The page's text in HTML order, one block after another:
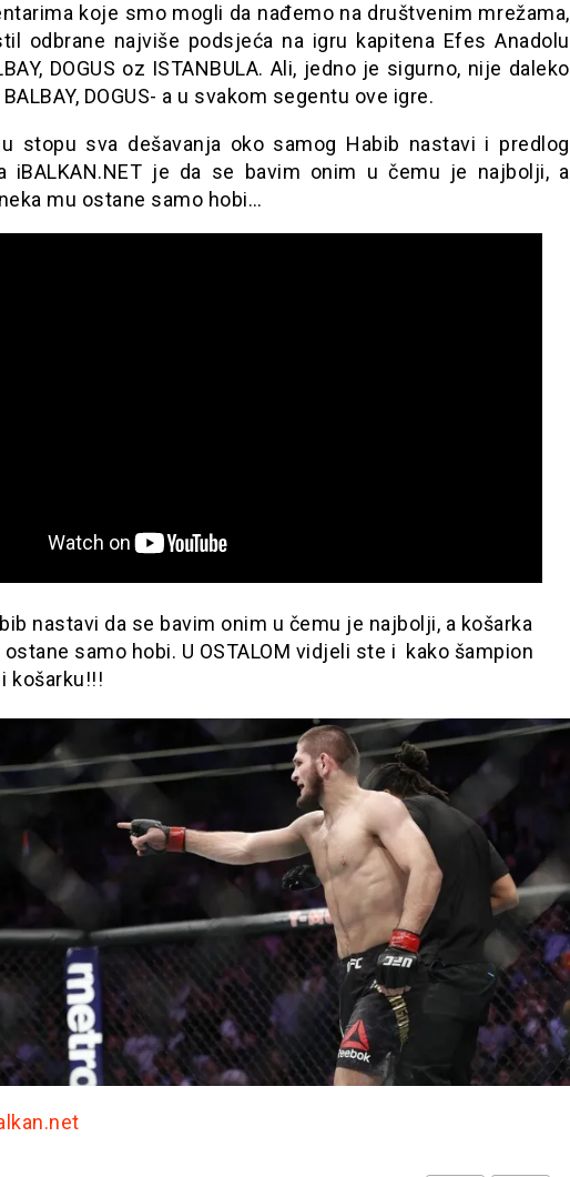
koje smo mogli da nađemo na društvenim mrežama,
odbrane najviše podsjeća na igru kapitena Efes Anadolu
DOGUS oz ISTANBULA. Ali, jedno je sigurno, nije daleko
DOGUS- a u svakom segentu ove igre.
stopu sva dešavanja oko samog Habib nastavi i predlog
iBALKAN.NET je da se bavim onim u čemu je najbolji, a
mu ostane samo hobi…
nastavi da se bavim onim u čemu je najbolji, a košarka
ostane samo hobi. U OSTALOM vidjeli ste i kako šampion
i košarku!!!